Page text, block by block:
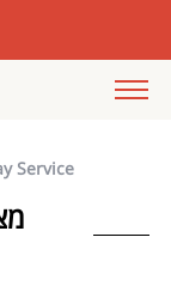
Service